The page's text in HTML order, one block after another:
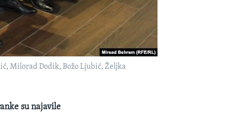
Milorad Dodik, Božo Ljubić, Željka
su najavile